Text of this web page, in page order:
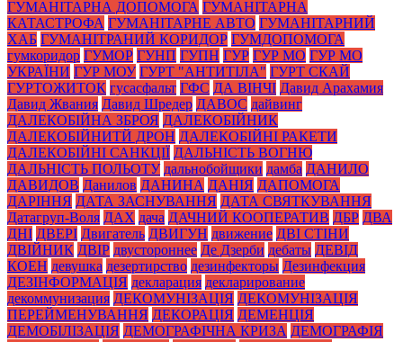
ГУМАНІТАРНА ДОПОМОГА ГУМАНІТАРНА
КАТАСТРОФА ГУМАНІТАРНЕ АВТО ГУМАНІТАРНИЙ
ХАБ ГУМАНІТРАНИЙ КОРИДОР ГУМДОПОМОГА
гумкоридор ГУМОР ГУНП ГУПН ГУР ГУР МО ГУР МО
УКРАЇНИ ГУР МОУ ГУРТ "АНТИТІЛА" ГУРТ СКАЙ
ГУРТОЖИТОК гусасфальт ГФС ДА ВІНЧІ Давид Арахамия
Давид Жвания Давид Шредер ДАВОС дайвинг
ДАЛЕКОБІЙНА ЗБРОЯ ДАЛЕКОБІЙНИК
ДАЛЕКОБІЙНИТЙ ДРОН ДАЛЕКОБІЙНІ РАКЕТИ
ДАЛЕКОБІЙНІ САНКЦІЇ ДАЛЬНІСТЬ ВОГНЮ
ДАЛЬНІСТЬ ПОЛЬОТУ дальнобойщики дамба ДАНИЛО
ДАВИДОВ Данилов ДАНИНА ДАНІЯ ДАПОМОГА
ДАРІННЯ ДАТА ЗАСНУВАННЯ ДАТА СВЯТКУВАННЯ
Датагруп-Воля ДАХ дача ДАЧНИЙ КООПЕРАТИВ ДБР ДВА
ДНІ ДВЕРІ Двигатель ДВИГУН движение ДВІ СТІНИ
ДВІЙНИК ДВІР двустороннее Де Дзерби дебаты ДЕВІД
КОЕН девушка дезертирство дезинфекторы Дезинфекция
ДЕЗІНФОРМАЦІЯ декларация декларирование
декоммунизация ДЕКОМУНІЗАЦІЯ ДЕКОМУНІЗАЦІЯ
ПЕРЕЙМЕНУВАННЯ ДЕКОРАЦІЯ ДЕМЕНЦІЯ
ДЕМОБІЛІЗАЦІЯ ДЕМОГРАФІЧНА КРИЗА ДЕМОГРАФІЯ